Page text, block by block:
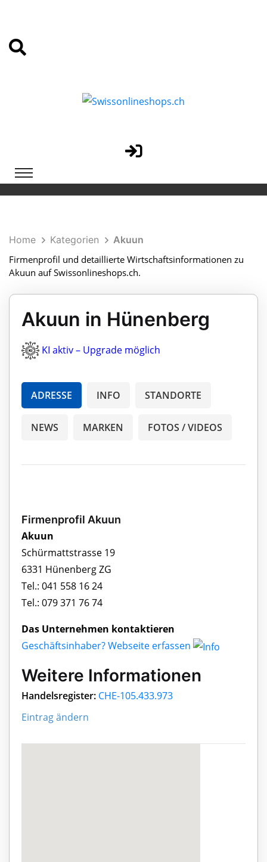
Home Kategorien
Akuun
Firmenprofil und detaillierte Wirtschaftsinformationen zu
Akuun auf Swissonlineshops.ch.
Akuun in Hünenberg
KI aktiv – Upgrade möglich
ADRESSE INFO STANDORTE
NEWS MARKEN FOTOS / VIDEOS
Firmenprofil Akuun
Akuun
Schürmattstrasse 19
6331 Hünenberg ZG
Tel.: 041 558 16 24
Tel.: 079 371 76 74
Das Unternehmen kontaktieren
Geschäftsinhaber? Webseite erfassen
Weitere Informationen
Handelsregister: CHE-105.433.973
Eintrag ändern